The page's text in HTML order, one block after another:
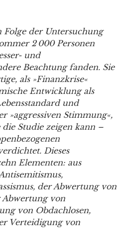
der Untersuchung
2 000 Personen
und
Beachtung fanden. Sie
als »Finanzkrise«
Entwicklung als
und
»aggressiven Stimmung«,
Studie zeigen kann –
Dieses
Elementen: aus
der Abwertung von
Abwertung von
von Obdachlosen,
Verteidigung von